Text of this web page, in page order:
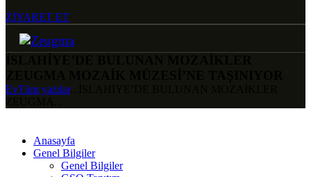
ZİYARET ET
EvTüm yazılar...
Anasayfa
Genel Bilgiler
Genel Bilgiler